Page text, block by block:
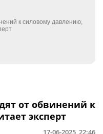
от обвинений к
эксперт